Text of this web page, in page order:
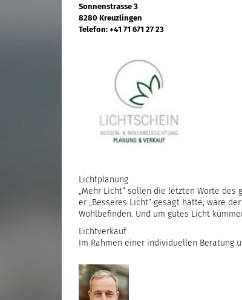
Sonnenstrasse 3
8280 Kreuzlingen
Telefon: +41 71 671 27 23
Lichtplanung
„Mehr Licht“ sollen die letzten Worte des
er „Besseres Licht“ gesagt hätte, wäre
Wohlbefinden. Und um gutes Licht
Lichtverkauf
Im Rahmen einer individuellen Beratung